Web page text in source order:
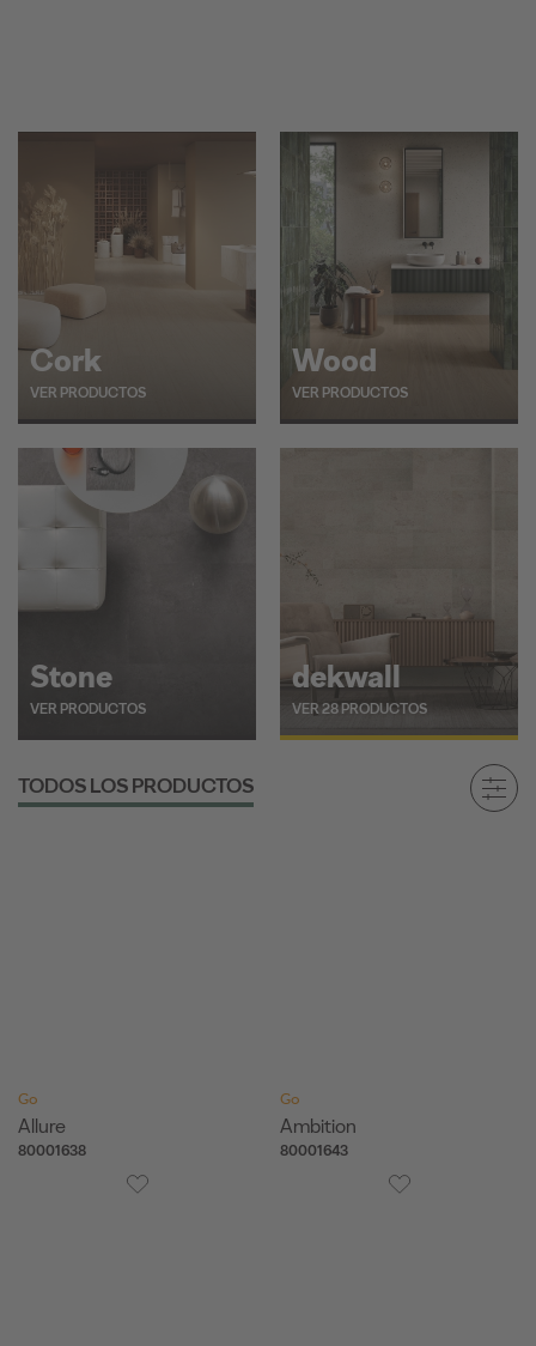
Cork
VER PRODUCTOS
Wood
VER PRODUCTOS
Stone
VER PRODUCTOS
dekwall
VER 28 PRODUCTOS
TODOS LOS PRODUCTOS
Go
Allure
80001638
Go
Ambition
80001643